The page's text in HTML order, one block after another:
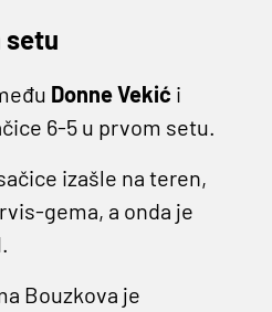
setu
Donne Vekić i
6-5 u prvom setu.
izašle na teren,
gema, a onda je
Bouzkova je